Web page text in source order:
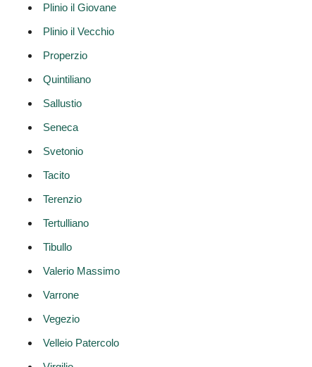
Plinio il Giovane
Plinio il Vecchio
Properzio
Quintiliano
Sallustio
Seneca
Svetonio
Tacito
Terenzio
Tertulliano
Tibullo
Valerio Massimo
Varrone
Vegezio
Velleio Patercolo